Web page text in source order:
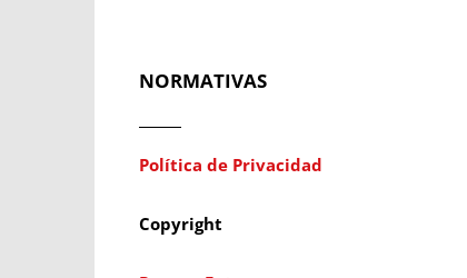
NORMATIVAS
Política de Privacidad
Copyright